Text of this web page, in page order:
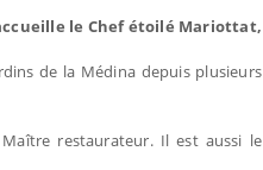
le Chef étoilé Mariottat,
de la Médina depuis plusieurs
restaurateur. Il est aussi le